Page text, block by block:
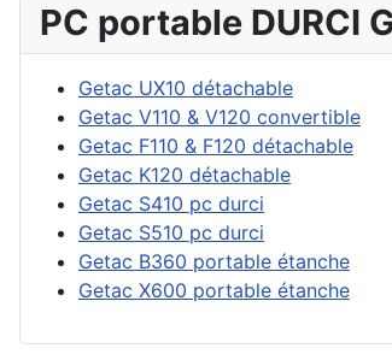
PC portable DURCI
Getac UX10 détachable
Getac V110 & V120 convertible
Getac F110 & F120 détachable
Getac K120 détachable
Getac S410 pc durci
Getac S510 pc durci
Getac B360 portable étanche
Getac X600 portable étanche